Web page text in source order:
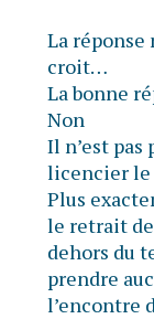
La réponse
croit…
La bonne
Non
Il n’est pas
licencier le
Plus
le retrait
dehors du
prendre
l’encontre